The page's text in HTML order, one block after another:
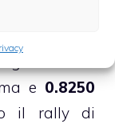
evidente e
e 0.8250
il rally di